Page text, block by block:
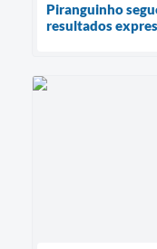
Piranguinho
resultados